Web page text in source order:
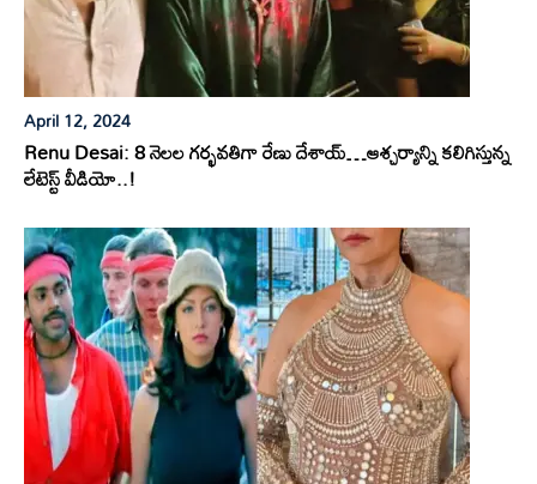
April 12, 2024
Renu Desai: 8 నెలల గర్భవతిగా రేణు దేశాయ్…ఆశ్చర్యాన్ని కలిగిస్తున్న
లేటెస్ట్ వీడియో..!